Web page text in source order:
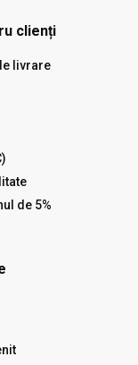
clienți
livrare
de 5%